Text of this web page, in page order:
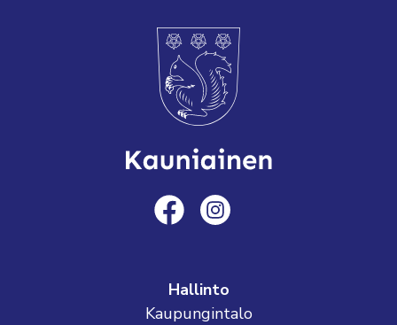
Hallinto
Kaupungintalo